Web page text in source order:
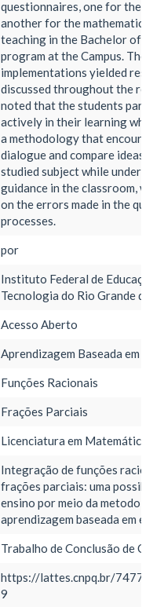
questionnaires, one for the
another for the mathematics
teaching in the Bachelor of
program at the Campus.
implementations yielded
discussed throughout the
noted that the students
actively in their learning
a methodology that
dialogue and compare ideas
studied subject while under
guidance in the classroom,
on the errors made in the
processes.
por
Instituto Federal de
Tecnologia do Rio Grande
Acesso Aberto
Aprendizagem Baseada em
Funções Racionais
Frações Parciais
Licenciatura em Matemática
Integração de funções
frações parciais: uma
ensino por meio da
aprendizagem baseada em
Trabalho de Conclusão de
https://lattes.cnpq.br/
9